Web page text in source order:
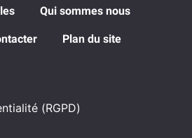
Qui sommes nous
Plan du site
(RGPD)